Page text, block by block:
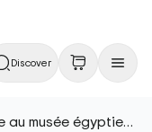
Discover
Excursion d'une journée au Caire au musée égyptien, à la citadelle et au bazar Khan Khalili